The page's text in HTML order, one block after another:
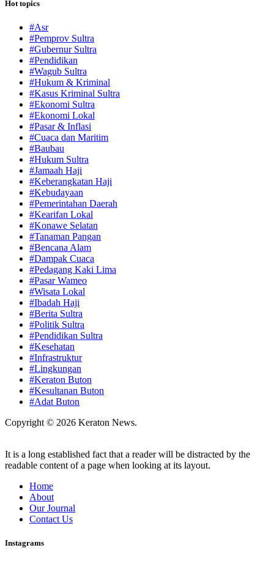
Hot topics
#Asr
#Pemprov Sultra
#Gubernur Sultra
#Pendidikan
#Wagub Sultra
#Hukum & Kriminal
#Kasus Kriminal Sultra
#Ekonomi Sultra
#Ekonomi Lokal
#Pasar & Inflasi
#Cuaca dan Maritim
#Baubau
#Hukum Sultra
#Jamaah Haji
#Keberangkatan Haji
#Kebudayaan
#Pemerintahan Daerah
#Kearifan Lokal
#Konawe Selatan
#Tanaman Pangan
#Bencana Alam
#Dampak Cuaca
#Pedagang Kaki Lima
#Pasar Wameo
#Wisata Lokal
#Ibadah Haji
#Berita Sultra
#Politik Sultra
#Pendidikan Sultra
#Kesehatan
#Infrastruktur
#Lingkungan
#Keraton Buton
#Kesultanan Buton
#Adat Buton
Copyright © 2026 Keraton News.
It is a long established fact that a reader will be distracted by the
readable content of a page when looking at its layout.
Home
About
Our Journal
Contact Us
Instagrams